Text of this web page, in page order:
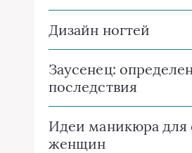
Дизайн ногтей
Заусенец:
последствия
Идеи маникюра для
женщин